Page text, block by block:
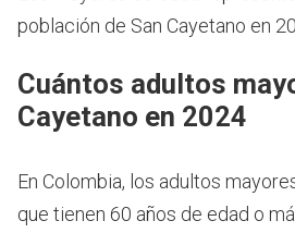
población de San Cayetano en
Cuántos adultos
Cayetano en 2024
En Colombia, los adultos
que tienen 60 años de edad o